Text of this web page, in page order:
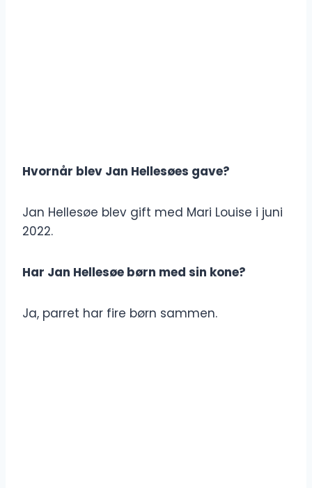
Hvornår blev Jan Hellesøes gave?
Jan Hellesøe blev gift med Mari Louise i juni
2022.
Har Jan Hellesøe børn med sin kone?
Ja, parret har fire børn sammen.